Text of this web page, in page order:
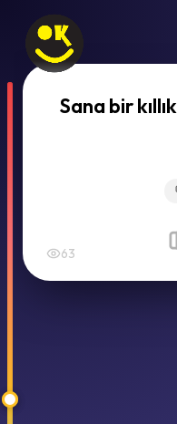
Sana bir
63